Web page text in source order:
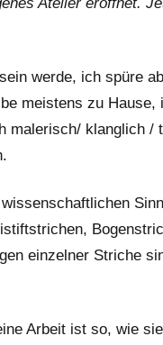
werde, ich spüre
meistens zu
klanglich /
einzelner Striche
Arbeit ist so, wie